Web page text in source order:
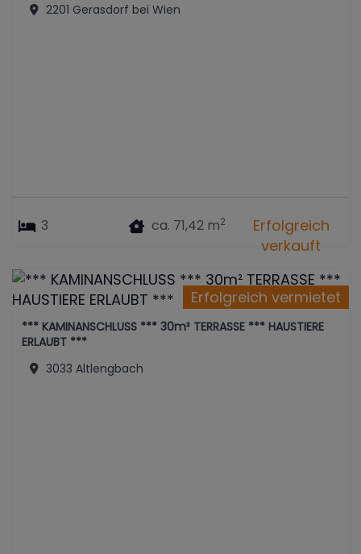
2201 Gerasdorf bei Wien
3 ca. 71,42 m2
Erfolgreich
verkauft
Erfolgreich vermietet
*** KAMINANSCHLUSS *** 30m² TERRASSE *** HAUSTIERE
ERLAUBT ***
3033 Altlengbach